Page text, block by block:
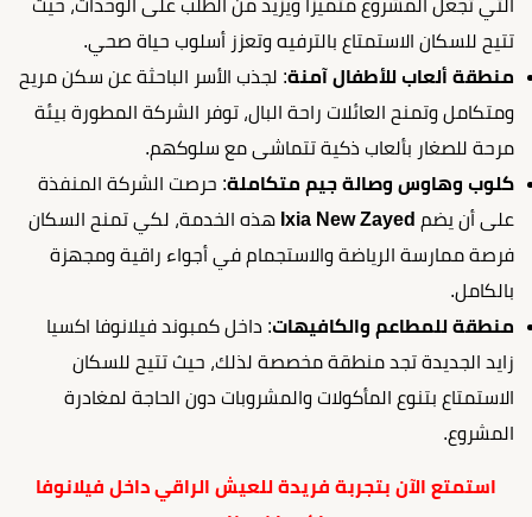
التي تجعل المشروع متميزاً ويزيد من الطلب على الوحدات، حيث
تتيح للسكان الاستمتاع بالترفيه وتعزز أسلوب حياة صحي.
منطقة ألعاب للأطفال آمنة: لجذب الأسر الباحثة عن سكن مريح
ومتكامل وتمنح العائلات راحة البال، توفر الشركة المطورة بيئة
مرحة للصغار بألعاب ذكية تتماشى مع سلوكهم.
كلوب وهاوس وصالة جيم متكاملة: حرصت الشركة المنفذة
على أن يضم
هذه الخدمة، لكي تمنح السكان
فرصة ممارسة الرياضة والاستجمام في أجواء راقية ومجهزة
بالكامل.
منطقة للمطاعم والكافيهات: داخل كمبوند فيلانوفا اكسيا
زايد الجديدة تجد منطقة مخصصة لذلك، حيث تتيح للسكان
الاستمتاع بتنوع المأكولات والمشروبات دون الحاجة لمغادرة
المشروع.
استمتع الآن بتجربة فريدة للعيش الراقي داخل فيلانوفا